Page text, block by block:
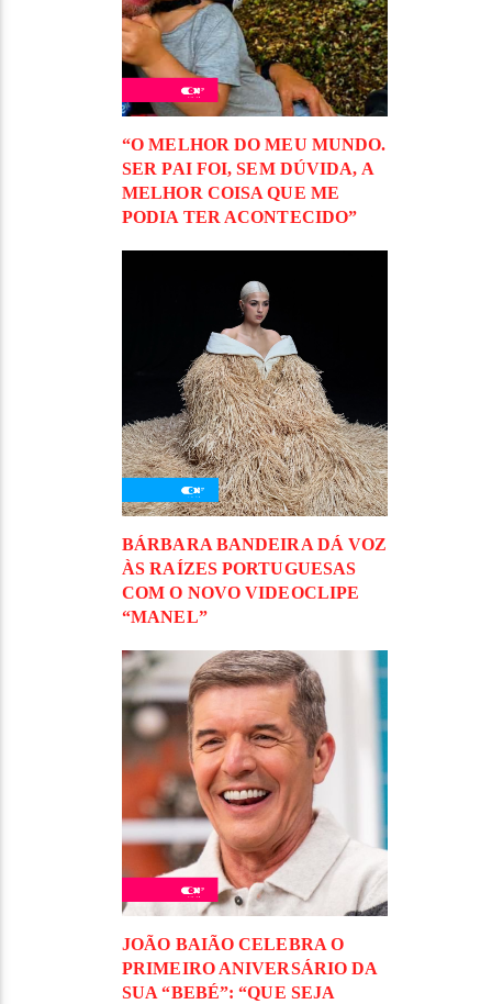
“O MELHOR DO MEU MUNDO.
SER PAI FOI, SEM DÚVIDA, A
MELHOR COISA QUE ME
PODIA TER ACONTECIDO”
BÁRBARA BANDEIRA DÁ VOZ
ÀS RAÍZES PORTUGUESAS
COM O NOVO VIDEOCLIPE
“MANEL”
JOÃO BAIÃO CELEBRA O
PRIMEIRO ANIVERSÁRIO DA
SUA “BEBÉ”: “QUE SEJA